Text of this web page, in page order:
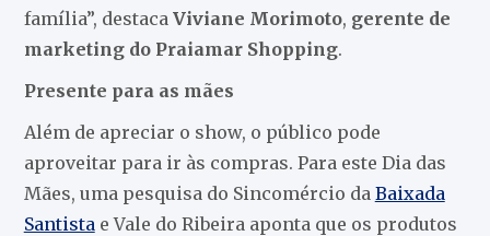
família”, destaca Viviane Morimoto, gerente de
marketing do Praiamar Shopping.
Presente para as mães
Além de apreciar o show, o público pode
aproveitar para ir às compras. Para este Dia das
Mães, uma pesquisa do Sincomércio da Baixada
Santista e Vale do Ribeira aponta que os produtos